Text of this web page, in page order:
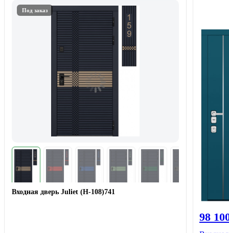
Под заказ
Входная дверь Juliet (Н-108)741
98